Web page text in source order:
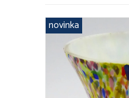
novinka